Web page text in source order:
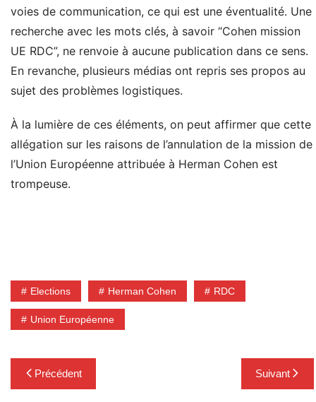
voies de communication, ce qui est une éventualité. Une
recherche avec les mots clés, à savoir “Cohen mission
UE RDC”, ne renvoie à aucune publication dans ce sens.
En revanche, plusieurs médias ont repris ses propos au
sujet des problèmes logistiques.
À la lumière de ces éléments, on peut affirmer que cette
allégation sur les raisons de l’annulation de la mission de
l’Union Européenne attribuée à Herman Cohen est
trompeuse.
Elections Herman Cohen RDC
Union Européenne
Navigation
de
Précédent Suivant